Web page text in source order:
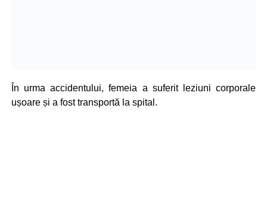
În urma accidentului, femeia a suferit leziuni corporale
ușoare și a fost transportă la spital.